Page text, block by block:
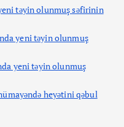
təyin olunmuş səfirinin
yeni təyin olunmuş
yeni təyin olunmuş
heyətini qəbul